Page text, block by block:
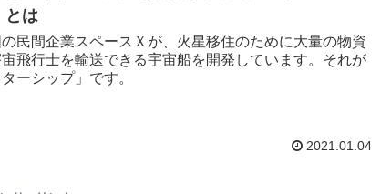
とは
民間企業スペースＸが、火星移住のために大量の物資
飛行士を輸送できる宇宙船を開発しています。それが
ーシップ」です。
2021.01.04